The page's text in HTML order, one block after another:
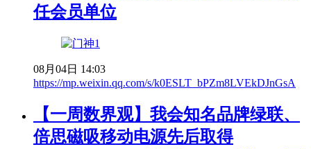
任会员单位
08月04日 14:03
https://mp.weixin.qq.com/s/k0ESLT_bPZm8LVEkDJnGsA
【一周数界观】我会知名品牌绿联、
倍思磁吸移动电源先后取得